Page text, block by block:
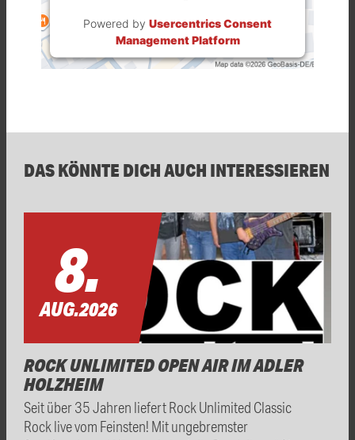
Powered by Usercentrics Consent
Management Platform
DAS KÖNNTE DICH AUCH INTERESSIEREN
8.
AUG.2026
ROCK UNLIMITED OPEN AIR IM ADLER
HOLZHEIM
Seit über 35 Jahren liefert Rock Unlimited Classic
Rock live vom Feinsten! Mit ungebremster